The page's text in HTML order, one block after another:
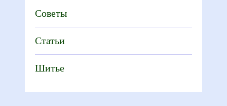
Советы
Статьи
Шитье